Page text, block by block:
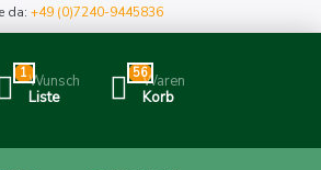
da:+49 (0)7240-9445836
1Wunsch
Liste
56Waren
Korb